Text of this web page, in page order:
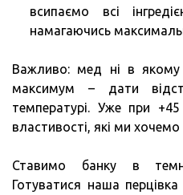
всипаємо всі
намагаючись
Важливо: мед ні в якому
максимум – дати
температурі. Уже при
властивості, які ми хочемо
Ставимо банку в
Готуватися наша